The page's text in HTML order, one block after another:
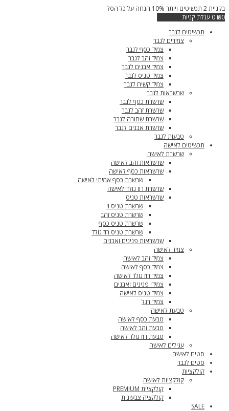
דילוג
לתוכן
בקניית 2 תכשיטים ויותר 10% הנחה על כל הסל
₪0
0 עגלת קניות
תכשיטים לגבר
צמידים לגבר
צמיד כסף לגבר
צמיד זהב לגבר
צמיד אבנים לגבר
צמיד טניס לגבר
צמיד קשיח לגבר
שרשראות לגבר
שרשרת כסף לגבר
שרשרת זהב לגבר
שרשרת שחורה לגבר
שרשרת אבנים לגבר
טבעות לגבר
תכשיטים לאישה
שרשרת לאישה
שרשראות זהב לאישה
שרשראות כסף לאישה
שרשרת כסף אמיתי לאישה
שרשרת רוז גולד לאישה
שרשראות טניס
שרשרת טניס וי
שרשרת טניס זהב
שרשרת טניס כסף
שרשרת טניס רוז גולד
שרשראות פנינים ואבנים
צמיד לאישה
צמיד זהב לאישה
צמיד כסף לאישה
צמיד רוז גולד לאישה
צמידי פנינים ואבנים
צמיד טניס לאישה
צמיד רגל
טבעת לאישה
טבעת כסף לאישה
טבעת זהב לאישה
טבעת רוז גולד לאישה
עגילים לאישה
סטים לאישה
סטים לגבר
קולקציות
קולקציות לאישה
קולקציית PREMIUM
קולקציה צבעונית
SALE